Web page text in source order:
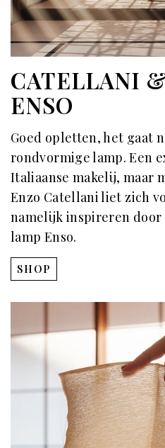
CATELLANI
ENSO
Goed opletten, het gaat
rondvormige lamp. Een
Italiaanse makelij, maar
Enzo Catellani liet zich
namelijk inspireren door
lamp Enso.
SHOP